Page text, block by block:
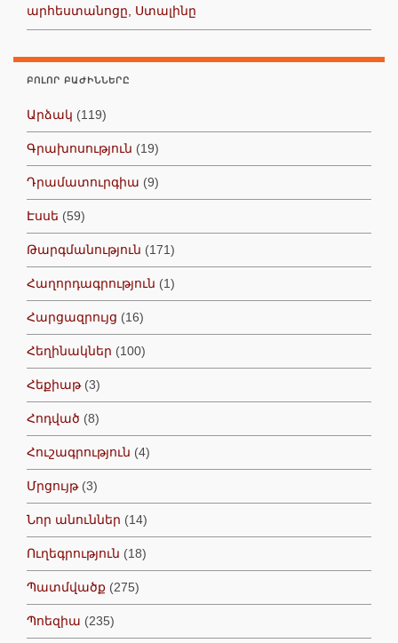
արհեստանոցը, Ստալինը
ԲՈԼՈՐ ԲԱԺԻՆՆԵՐԸ
Արձակ (119)
Գրախոսություն (19)
Դրամատուրգիա (9)
Էսսե (59)
Թարգմանություն (171)
Հաղորդագրություն (1)
Հարցազրույց (16)
Հեղինակներ (100)
Հեքիաթ(3)
Հոդված (8)
Հուշագրություն (4)
Մրցույթ(3)
Նոր անուններ (14)
Ուղեգրություն (18)
Պատմվածք (275)
Պոեզիա (235)